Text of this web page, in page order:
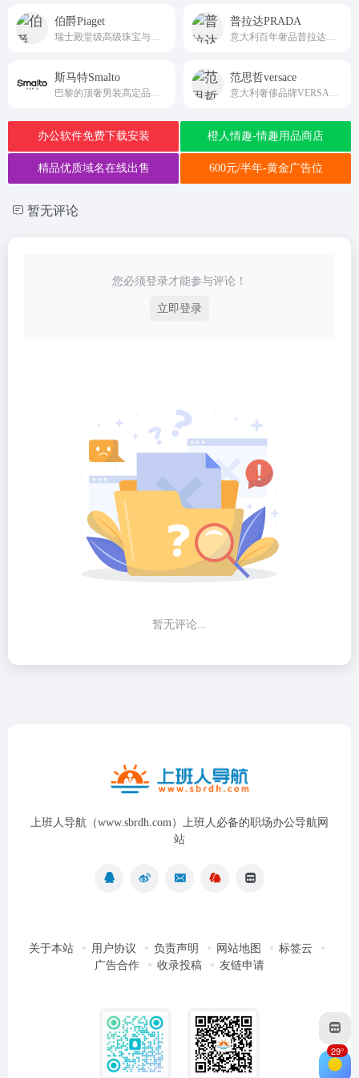
伯爵Piaget 普拉达PRADA
斯马特Smalto 范思哲versace
办公软件免费下载安装 橙人情趣-情趣用品商店
精品优质域名在线出售 600元/半年-黄金广告位
暂无评论
您必须登录才能参与评论！
立即登录
暂无评论...
上班人导航（www.sbrdh.com）上班人必备的职场办公导航网
站
关于本站 用户协议 负责声明 网站地图
标签云
广告合作
收录投稿 友链申请
29°